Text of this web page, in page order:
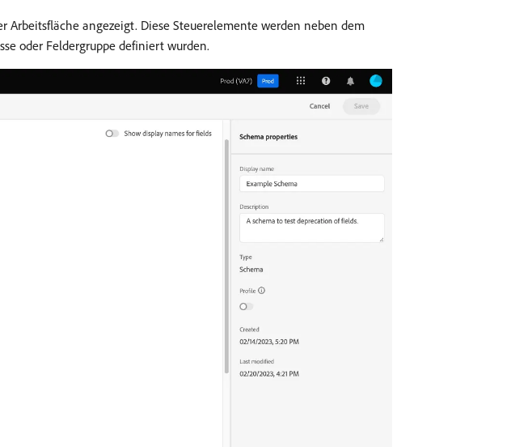
Arbeitsfläche angezeigt. Diese Steuerelemente werden neben dem
oder Feldergruppe definiert wurden.